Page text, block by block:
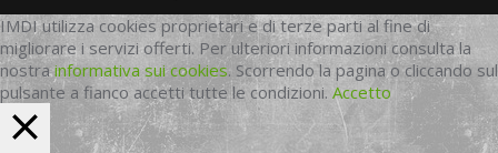
IMDI utilizza cookies proprietari e di terze parti al fine di
migliorare i servizi offerti. Per ulteriori informazioni consulta la
nostrainformativa sui cookies. Scorrendo la pagina o cliccando sul
pulsante a fianco accetti tutte le condizioni. Accetto